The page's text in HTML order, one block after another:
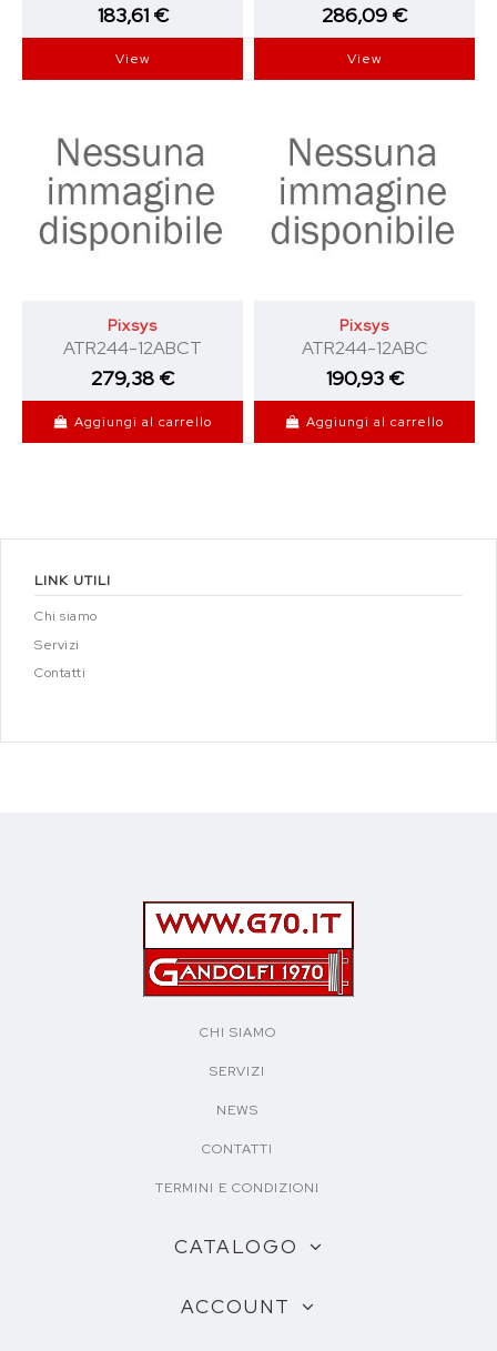
183,61 €
View
286,09 €
View
Pixsys
ATR244-12ABCT
279,38 €
Aggiungi al carrello
Pixsys
ATR244-12ABC
190,93 €
Aggiungi al carrello
LINK UTILI
Chi siamo
Servizi
Contatti
CHI SIAMO
SERVIZI
NEWS
CONTATTI
TERMINI E CONDIZIONI
CATALOGO
ACCOUNT